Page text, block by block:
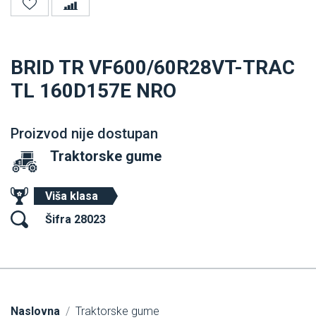
BRID TR VF600/60R28VT-TRAC
TL 160D157E NRO
Proizvod nije dostupan
Traktorske gume
Viša klasa
Šifra 28023
Naslovna Traktorske gume